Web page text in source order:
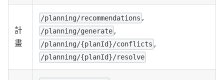
計
畫
/planning/recommendations ,
/planning/generate ,
/planning/{planId}/conflicts ,
/planning/{planId}/resolve